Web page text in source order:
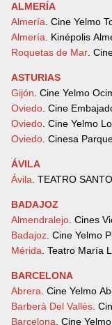
ALMERÍA
Almería . Cine Yelmo
Almería . Kinépolis
Roquetas de Mar .
ASTURIAS
Gijón . Cine Yelmo
Oviedo . Cine
Oviedo . Cine Yelmo
Oviedo . Cinesa
ÁVILA
Ávila . TEATRO
BADAJOZ
Almendralejo . Cines
Badajoz . Cine Yelmo
Mérida . Teatro María
BARCELONA
Abrera . Cine Yelmo
Barberà Del Vallès .
Barcelona . Cine